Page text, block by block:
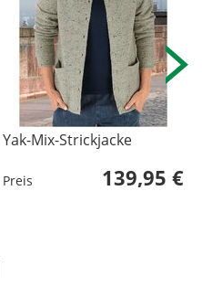
Yak-Mix-Strickjacke
Preis 139,95 €